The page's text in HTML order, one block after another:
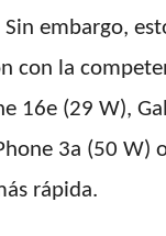
embargo,
con la
16e (29 W),
3a (50 W)
rápida.